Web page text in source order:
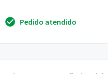
Pedido atendido